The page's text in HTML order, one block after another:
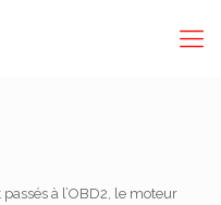
à l’OBD2, le moteur